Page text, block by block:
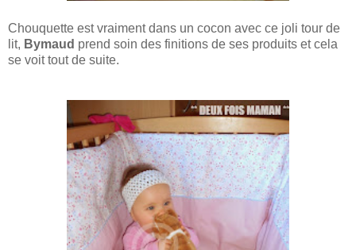
Chouquette est vraiment dans un cocon avec ce joli tour de
lit, Bymaud prend soin des finitions de ses produits et cela
se voit tout de suite.